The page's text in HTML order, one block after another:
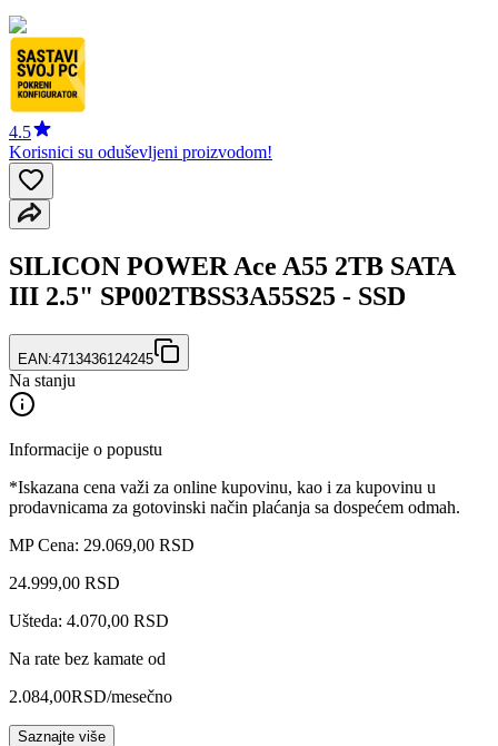
4.5
Korisnici su oduševljeni proizvodom!
SILICON POWER Ace A55 2TB SATA
III 2.5" SP002TBSS3A55S25 - SSD
EAN:4713436124245
Na stanju
Informacije o popustu
*Iskazana cena važi za online kupovinu, kao i za kupovinu u
prodavnicama za gotovinski način plaćanja sa dospećem odmah.
MP Cena: 29.069,00 RSD
24.999,00 RSD
Ušteda: 4.070,00 RSD
Na rate bez kamate od
2.084,00RSD/mesečno
Saznajte više